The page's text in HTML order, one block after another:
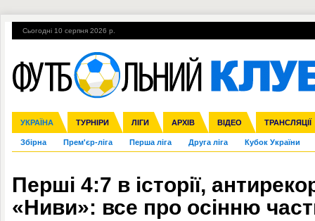
Сьогодні 10 серпня 2026 р.
УКРАЇНА ТУРНІРИ ЛІГИ АРХІВ ВІДЕО ТРАНСЛЯЦІЇ
Збірна Прем'єр-ліга Перша ліга Друга ліга Кубок України
Ліга чемпіонів Ліга Європи Міжнародні Ліга націй Ліга
Англія Іспанія Італія Німеччина Франція Інші
ЧС-2014 ЄВРО-2016 Росія Кубок конфедерацій ЧЄ-2015 (U-
Гарячі теми УПЛ, 2-й тур ВІЙНА УПЛ-ПЕРЕХОДИ
Перші 4:7 в історії,
«Ниви»: все про осінню